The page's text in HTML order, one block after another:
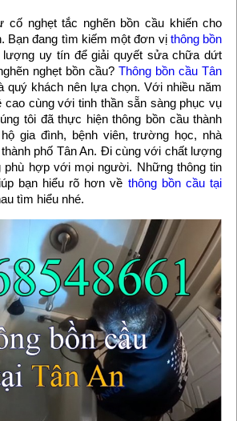
cố nghẹt tắc nghẽn bồn cầu khiến cho
Bạn đang tìm kiếm một đơn vị thông bồn
uy tín để giải quyết sửa chữa dứt
nghẹt bồn cầu?Thông bồn cầu Tân
quý khách nên lựa chọn. Với nhiều năm
cao cùng với tinh thần sẵn sàng phục vụ
tôi đã thực hiện thông bồn cầu thành
gia đình, bệnh viên, trường học, nhà
phố Tân An. Đi cùng với chất lượng
phù hợp với mọi người. Những thông tin
bạn hiểu rõ hơn về thông bồn cầu tại
tìm hiểu nhé.